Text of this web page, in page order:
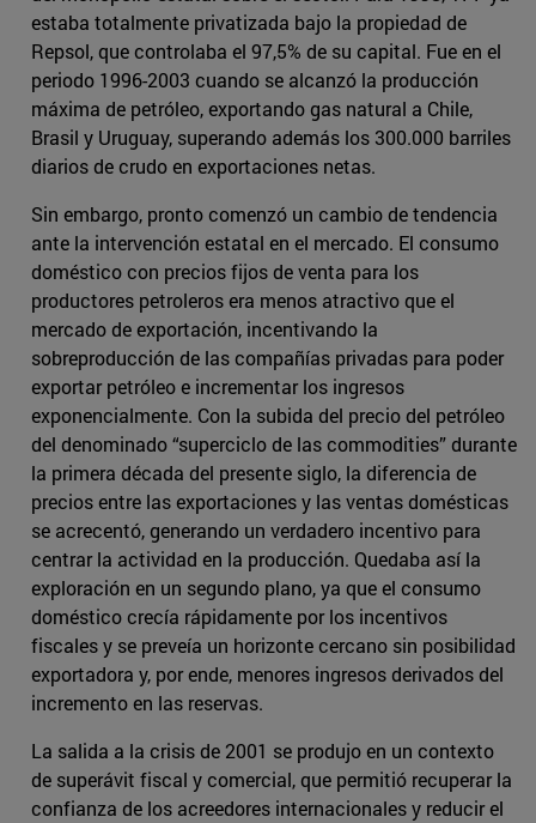
estaba totalmente privatizada bajo la propiedad de
Repsol, que controlaba el 97,5% de su capital. Fue en el
periodo 1996-2003 cuando se alcanzó la producción
máxima de petróleo, exportando gas natural a Chile,
Brasil y Uruguay, superando además los 300.000 barriles
diarios de crudo en exportaciones netas.
Sin embargo, pronto comenzó un cambio de tendencia
ante la intervención estatal en el mercado. El consumo
doméstico con precios fijos de venta para los
productores petroleros era menos atractivo que el
mercado de exportación, incentivando la
sobreproducción de las compañías privadas para poder
exportar petróleo e incrementar los ingresos
exponencialmente. Con la subida del precio del petróleo
del denominado “superciclo de las commodities” durante
la primera década del presente siglo, la diferencia de
precios entre las exportaciones y las ventas domésticas
se acrecentó, generando un verdadero incentivo para
centrar la actividad en la producción. Quedaba así la
exploración en un segundo plano, ya que el consumo
doméstico crecía rápidamente por los incentivos
fiscales y se preveía un horizonte cercano sin posibilidad
exportadora y, por ende, menores ingresos derivados del
incremento en las reservas.
La salida a la crisis de 2001 se produjo en un contexto
de superávit fiscal y comercial, que permitió recuperar la
confianza de los acreedores internacionales y reducir el